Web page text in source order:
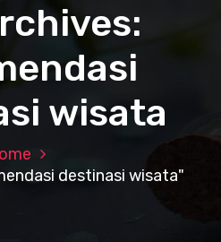
wisata
destinasi wisata"